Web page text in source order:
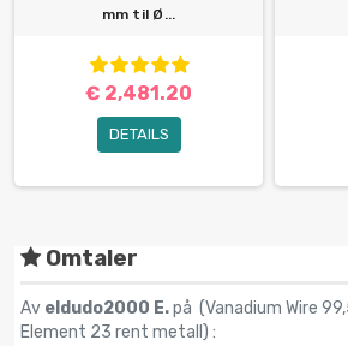
mm til Ø...
€ 2,481.20
DETAILS
Omtaler
Av eldudo2000 E.på (Vanadium Wire
Element 23 rent metall ) :